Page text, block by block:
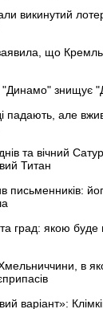
викинутий
що
"Динамо" знищує
падають, але
та вічний
Титан
град: якою буде
в
варіант»: